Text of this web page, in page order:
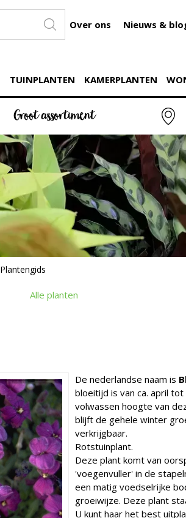
Groot assortiment
Plantengids
Over ons Nieuws &
TUINPLANTEN KAMERPLANTEN
Alle planten
De nederlandse naam is
bloeitijd is van ca. april
volwassen hoogte van
blijft de gehele winter
verkrijgbaar.
Rotstuinplant.
Deze plant komt van
'voegenvuller' in de
een matig voedselrijke
groeiwijze. Deze plant
U kunt haar het best